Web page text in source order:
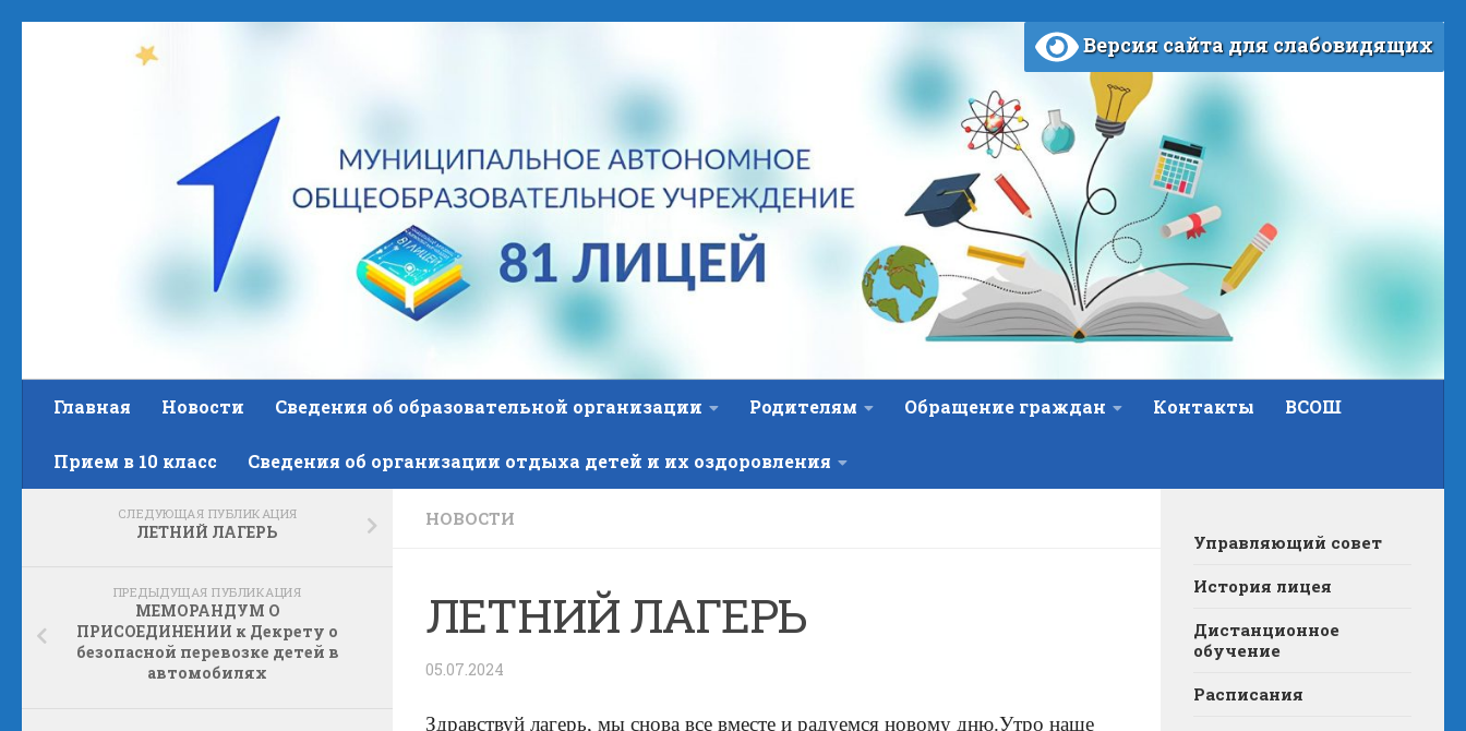
Версия сайта для слабовидящих
Главная Новости Сведения об образовательной организации Родителям Обращение граждан Контакты ВСОШ
Прием в 10 класс Сведения об организации отдыха детей и их оздоровления
НОВОСТИ
ЛЕТНИЙ ЛАГЕРЬ
05.07.2024
Здравствуй лагерь, мы снова все вместе и радуемся новому дню.Утро наше
СЛЕДУЮЩАЯ ПУБЛИКАЦИЯ
ЛЕТНИЙ ЛАГЕРЬ
ПРЕДЫДУЩАЯ ПУБЛИКАЦИЯ
МЕМОРАНДУМ О
ПРИСОЕДИНЕНИИ к Декрету о
безопасной перевозке детей в
автомобилях
Управляющий совет
История лицея
Дистанционное
обучение
Расписания